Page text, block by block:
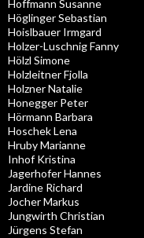
Hoffmann Susanne
Höglinger Sebastian
Hoislbauer Irmgard
Holzer-Luschnig Fanny
Hölzl Simone
Holzleitner Fjolla
Holzner Natalie
Honegger Peter
Hörmann Barbara
Hoschek Lena
Hruby Marianne
Inhof Kristina
Jagerhofer Hannes
Jardine Richard
Jocher Markus
Jungwirth Christian
Jürgens Stefan